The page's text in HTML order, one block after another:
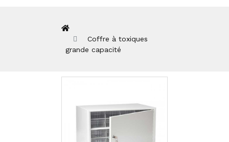
Coffre à toxiques
grande capacité